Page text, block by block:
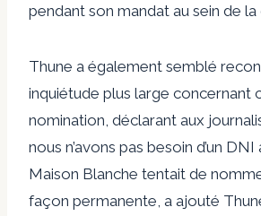
pendant son mandat au sein de
Thune a également semblé
inquiétude plus large concernant
nomination, déclarant aux
nous n’avons pas besoin d’un
Maison Blanche tentait de
façon permanente, a ajouté